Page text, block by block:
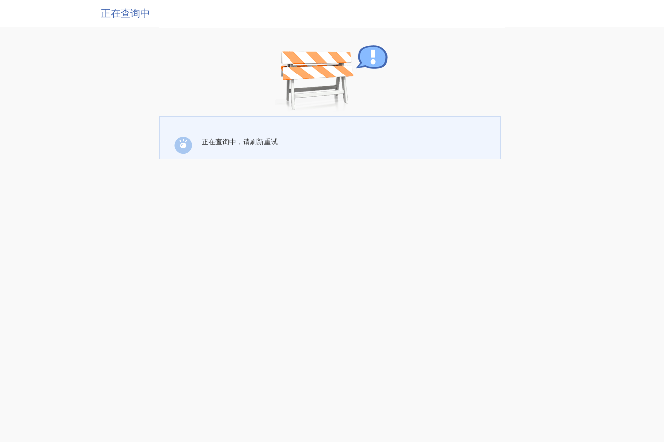
正在查询中
正在查询中，请刷新重试